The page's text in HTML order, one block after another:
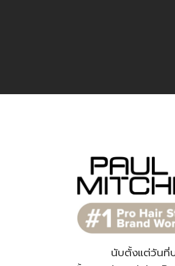
นับตั้งแต่วันที่บริษั